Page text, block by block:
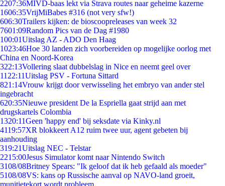
2207:36MIVD-baas lekt via Strava routes naar geheime kazerne
1606:35VrijMiBabes #316 (not very sfw!)
606:30Trailers kijken: de bioscoopreleases van week 32
7601:09Random Pics van de Dag #1980
100:01Uitslag AZ - ADO Den Haag
1023:46Hoe 30 landen zich voorbereiden op mogelijke oorlog met
China en Noord-Korea
322:13Vollering slaat dubbelslag in Nice en neemt geel over
11 22:11Uitslag PSV - Fortuna Sittard
821:14Vrouw krijgt door verwisseling het embryo van ander stel
ingebracht
620:35Nieuwe president De la Espriella gaat strijd aan met
drugskartels Colombia
1320:11Geen 'happy end' bij seksdate via Kinky.nl
4119:57XR blokkeert A12 ruim twee uur, agent gebeten bij
aanhouding
319:21Uitslag NEC - Telstar
2215:00Jesus Simulator komt naar Nintendo Switch
3108/08Britney Spears: "Ik geloof dat ik heb gefaald als moeder"
5108/08VS: kans op Russische aanval op NAVO-land groeit,
munitietekort wordt probleem